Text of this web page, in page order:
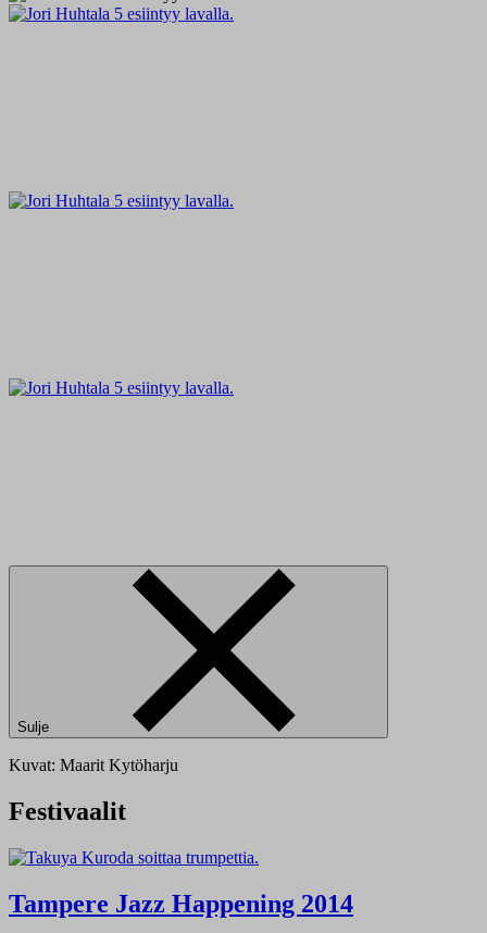
Sulje
Kuvat: Maarit Kytöharju
Festivaalit
Tampere Jazz Happening 2014